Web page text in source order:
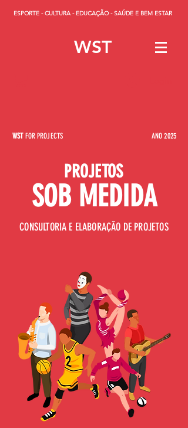
ESPORTE - CULTURA - EDUCAÇÃO - SAÚDE E BEM ESTAR
WST
WST FOR PROJECTS ANO 2025
PROJETOS
SOB MEDIDA
CONSULTORIA E ELABORAÇÃO DE PROJETOS